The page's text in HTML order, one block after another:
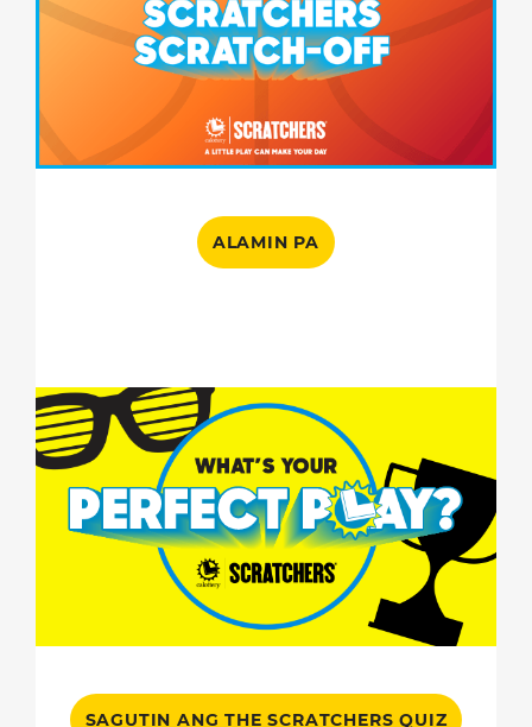
ALAMIN PA
SAGUTIN ANG THE SCRATCHERS QUIZ